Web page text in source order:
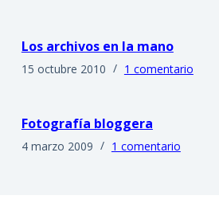
Los archivos en la mano
15 octubre 2010 1 comentario
Fotografía bloggera
4 marzo 2009 1 comentario